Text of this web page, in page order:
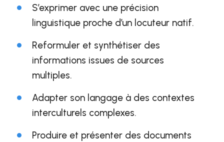
S’exprimer avec une précision
linguistique proche d’un locuteur natif.
Reformuler et synthétiser des
informations issues de sources
multiples.
Adapter son langage à des contextes
interculturels complexes.
Produire et présenter des documents